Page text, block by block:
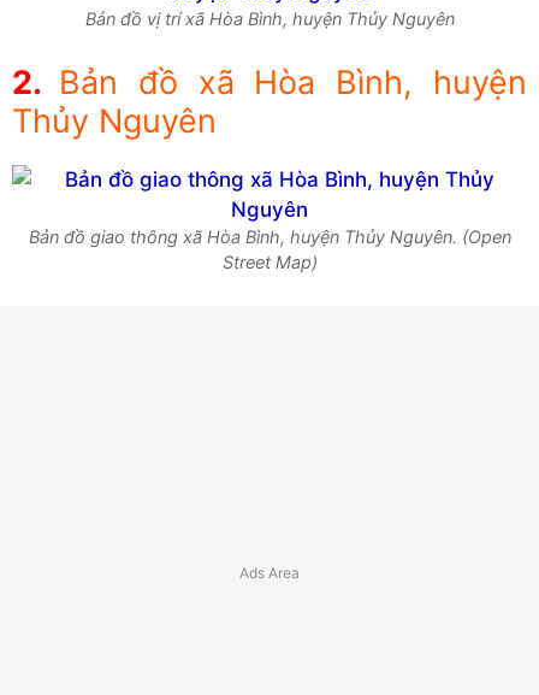
Bản đồ vị trí xã Hòa Bình, huyện Thủy Nguyên
Bản đồ xã Hòa Bình, huyện
Thủy Nguyên
Bản đồ giao thông xã Hòa Bình, huyện Thủy Nguyên. (Open
Street Map)